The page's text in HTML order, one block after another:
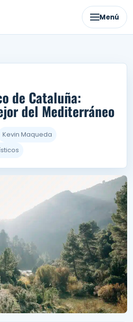
Menú
de Cataluña:
del Mediterráneo
Kevin Maqueda